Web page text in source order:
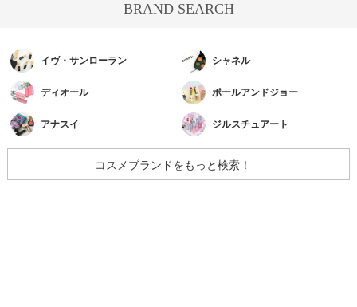
BRAND SEARCH
イヴ・サンローラン シャネル
ディオール ポールアンドジョー
アナスイ ジルスチュアート
コスメブランドをもっと検索！